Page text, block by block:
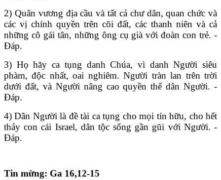
2) Quân vương địa cầu và tất cả chư dân, quan chức và
các vị chính quyền trên cõi đất, các thanh niên và cả
những cô gái tân, những ông cụ già với đoàn con trẻ. -
Đáp.
3) Họ hãy ca tụng danh Chúa, vì danh Người siêu
phàm, độc nhất, oai nghiêm. Người tràn lan trên trời
dưới đất, và Người nâng cao quyền thế dân Người. -
Đáp.
4) Dân Người là đề tài ca tụng cho mọi tín hữu, cho hết
thảy con cái Israel, dân tộc sống gần gũi với Người. -
Đáp.
Tin mừng: Ga 16,12-15